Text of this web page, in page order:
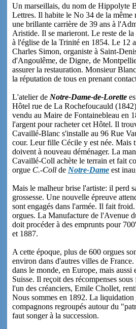
Un marseillais, du nom de Hippolyte
Lettres. Il habite le No 34 de la
une brillante carrière de 39 ans à
Aristide. Il se marieront. Le reste de
à l'église de la Trinité en 1854. Le 12
Charles Simon, organiste à Saint-
d'Angoulême, de Digne, de
assurer la restauration. Monsieur
la réputation de tous en prenant
L'atelier de Notre-Dame-de-Lorette
Hôtel rue de La Rochefoucauld
vendu au Maire de Fontainebleau en
l'argent pour racheter cet Hôtel. Il
Cavaillé-Blanc s'installe au 96 Rue
cour. Leur fille Cécile y est née. Mais
doivent à nouveau déménager. La
Cavaillé-Coll achète le terrain et fait
orgue C.-Coll de Notre-Dame est
Mais le malheur brise l'artiste: il perd
grossesse. Une nouvelle épreuve
sont engagés dans l'armée. Il fait
orgues. La Manufacture de l'Avenue
doit procéder à des emprunts pour
et 1887.
A cette époque, plus de 600 orgues
environ dans d'autres villes de
dans le monde, en Europe, mais
Suisse. Il reçoit des récompenses
l'un des créanciers, Emile Chollet,
Nous sommes en 1892. La
compagnons regroupés autour du
faut songer à la succession.